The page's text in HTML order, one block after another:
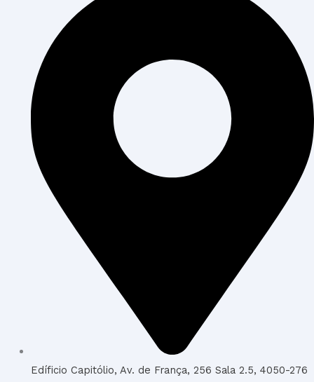
Edíficio Capitólio, Av. de França, 256 Sala 2.5, 4050-276